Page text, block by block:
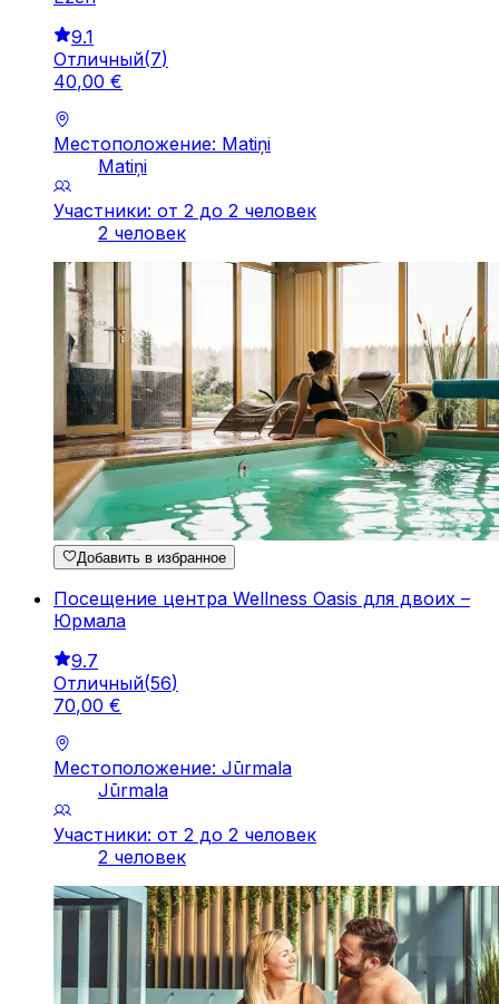
9.1
Отличный(7)
40,00 €
Местоположение: Matiņi
Matiņi
Участники: от 2 до 2 человек
2 человек
Добавить в избранное
Посещение центра Wellness Oasis для двоих –
Юрмала
9.7
Отличный(56)
70,00 €
Местоположение: Jūrmala
Jūrmala
Участники: от 2 до 2 человек
2 человек